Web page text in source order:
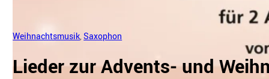
Weihnachtsmusik ,Saxophon
Lieder zur Advents- und